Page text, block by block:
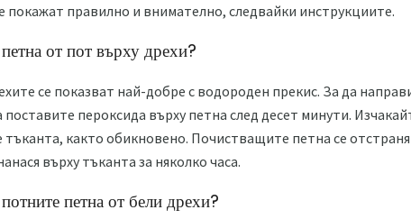
покажат правилно и внимателно, следвайки инструкциите.
от пот върху дрехи?
се показват най-добре с водороден прекис. За да
пероксида върху петна след десет минути.
както обикновено. Почистващите петна се
върху тъканта за няколко часа.
петна от бели дрехи?